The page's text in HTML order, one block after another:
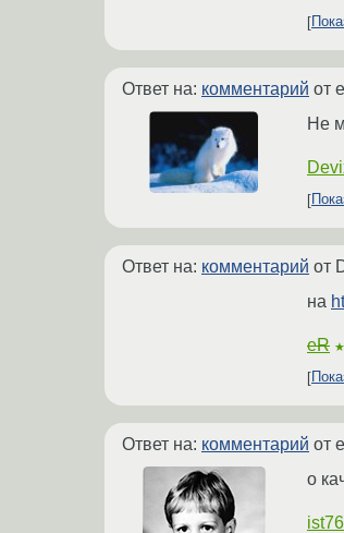
Ответ на: комментарий от
Не
Ответ на: комментарий от
на
eR
Ответ на: комментарий от
о
ist76